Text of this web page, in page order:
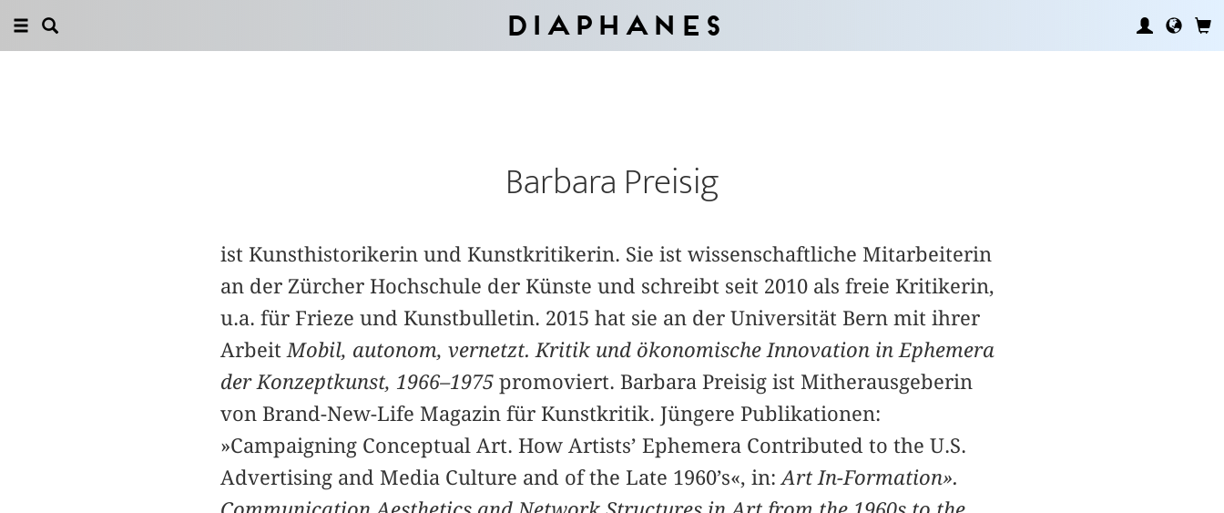
Diaphanes
Barbara Preisig
ist Kunsthistorikerin und Kunstkritikerin. Sie ist wissenschaftliche Mitarbeiterin
an der Zürcher Hochschule der Künste und schreibt seit 2010 als freie Kritikerin,
u.a. für Frieze und Kunstbulletin. 2015 hat sie an der Universität Bern mit ihrer
Arbeit Mobil, autonom, vernetzt. Kritik und ökonomische Innovation in Ephemera
der Konzeptkunst, 1966–1975promoviert. Barbara Preisig ist Mitherausgeberin
von Brand-New-Life Magazin für Kunstkritik. Jüngere Publikationen:
»Campaigning Conceptual Art. How Artists’ Ephemera Contributed to the U.S.
Advertising and Media Culture and of the Late 1960’s«, in: Art In-Formation».